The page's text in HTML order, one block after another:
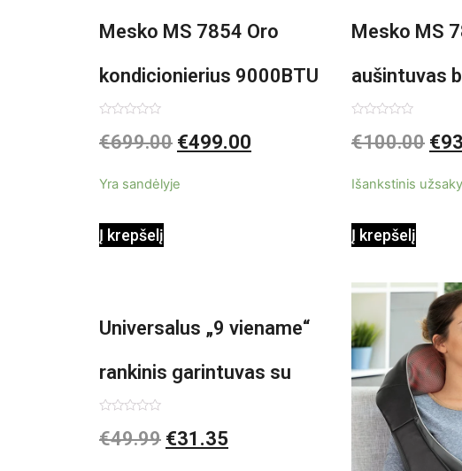
Mesko MS 7854 Oro
kondicionierius 9000BTU
0
iš
€699.00 €499.00
Yra sandėlyje
Į krepšelį
Mesko MS
aušintuvas
3in1
0
iš
€100.00 €
Išankstinis
Į krepšelį
Universalus „9 viename“
rankinis garintuvas su
priedais Steany
0
iš
€49.99 €31.35